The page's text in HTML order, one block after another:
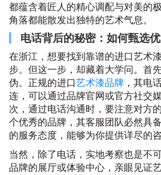
都蕴含着匠人的精心调配与对美的
角落都能散发出独特的艺术气息。
电话背后的秘密：如何甄选
在浙江，想要找到靠谱的进口艺术
步。但这一步，却藏着大学问。首
伪。正规的进口艺术漆品牌 ，其电
连，可以通过品牌官网或官方社交
次，通过电话沟通时，要注意对方
个优秀的品牌，其客服团队必然具
的服务态度，能够为你提供详尽的
当然，除了电话，实地考察也是不
品牌的展厅或体验中心，亲眼见证